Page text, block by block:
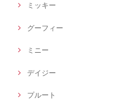
ミッキー
グーフィー
ミニー
デイジー
プルート